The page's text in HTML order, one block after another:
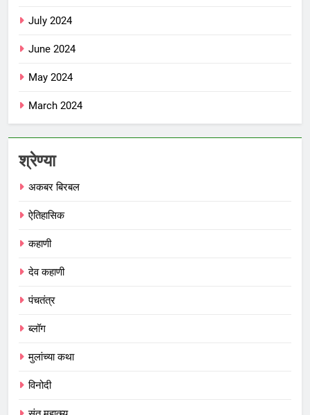
July 2024
June 2024
May 2024
March 2024
श्रेण्या
अकबर बिरबल
ऐतिहासिक
कहाणी
देव कहाणी
पंचतंत्र
ब्लॉग
मुलांच्या कथा
विनोदी